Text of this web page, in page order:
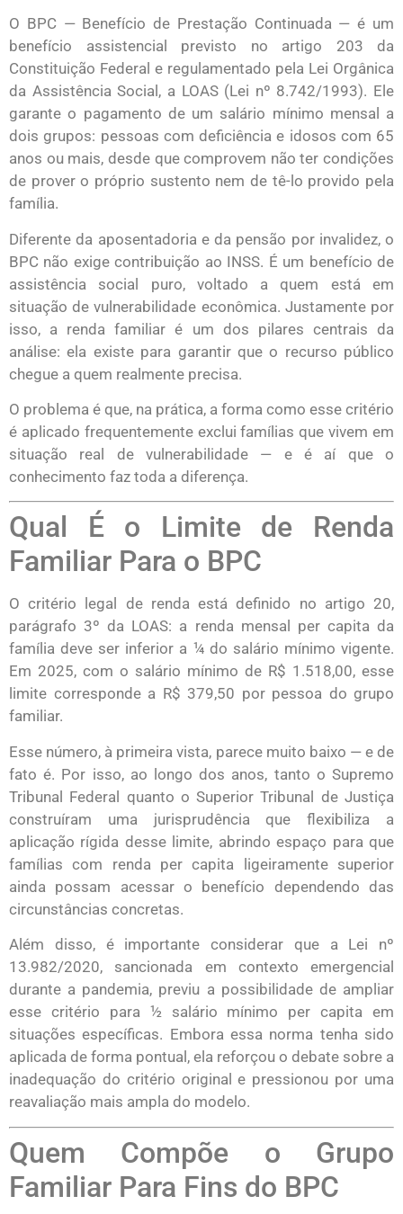
O BPC — Benefício de Prestação Continuada — é um
benefício assistencial previsto no artigo 203 da
Constituição Federal e regulamentado pela Lei Orgânica
da Assistência Social, a LOAS (Lei nº 8.742/1993). Ele
garante o pagamento de um salário mínimo mensal a
dois grupos: pessoas com deficiência e idosos com 65
anos ou mais, desde que comprovem não ter condições
de prover o próprio sustento nem de tê-lo provido pela
família.
Diferente da aposentadoria e da pensão por invalidez, o
BPC não exige contribuição ao INSS. É um benefício de
assistência social puro, voltado a quem está em
situação de vulnerabilidade econômica. Justamente por
isso, a renda familiar é um dos pilares centrais da
análise: ela existe para garantir que o recurso público
chegue a quem realmente precisa.
O problema é que, na prática, a forma como esse critério
é aplicado frequentemente exclui famílias que vivem em
situação real de vulnerabilidade — e é aí que o
conhecimento faz toda a diferença.
Qual É o Limite de Renda
Familiar Para o BPC
O critério legal de renda está definido no artigo 20,
parágrafo 3º da LOAS: a renda mensal per capita da
família deve ser inferior a ¼ do salário mínimo vigente.
Em 2025, com o salário mínimo de R$ 1.518,00, esse
limite corresponde a R$ 379,50 por pessoa do grupo
familiar.
Esse número, à primeira vista, parece muito baixo — e de
fato é. Por isso, ao longo dos anos, tanto o Supremo
Tribunal Federal quanto o Superior Tribunal de Justiça
construíram uma jurisprudência que flexibiliza a
aplicação rígida desse limite, abrindo espaço para que
famílias com renda per capita ligeiramente superior
ainda possam acessar o benefício dependendo das
circunstâncias concretas.
Além disso, é importante considerar que a Lei nº
13.982/2020, sancionada em contexto emergencial
durante a pandemia, previu a possibilidade de ampliar
esse critério para ½ salário mínimo per capita em
situações específicas. Embora essa norma tenha sido
aplicada de forma pontual, ela reforçou o debate sobre a
inadequação do critério original e pressionou por uma
reavaliação mais ampla do modelo.
Quem Compõe o Grupo
Familiar Para Fins do BPC